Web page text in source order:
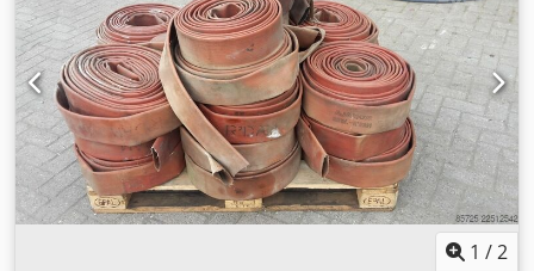
Rollengte 100 m Staat: Nieuw
1 /2